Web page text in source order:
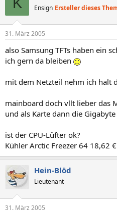
Ensign Ersteller dieses
31. März 2005
also Samsung TFTs haben ein
ich gern da bleiben
mit dem Netzteil nehm ich halt
mainboard doch vllt lieber das
und als Karte dann die Gigabyte
ist der CPU-Lüfter ok?
Kühler Arctic Freezer 64 18,62 €
Hein-Blöd
Lieutenant
31. März 2005